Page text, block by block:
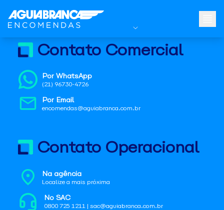
Contato Comercial
Por WhatsApp
(21) 96730-4726
Por Email
encomendas@aguiabranca.com.br
Contato Operacional
Na agência
Localize a mais próxima
No SAC
0800 725 1211 | sac@aguiabranca.com.br